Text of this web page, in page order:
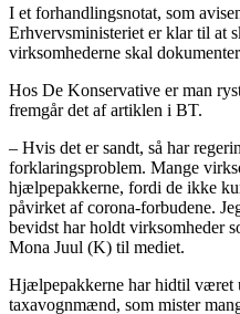
I et forhandlingsnotat, som
Erhvervsministeriet er klar til at
virksomhederne skal
Hos De Konservative er man
fremgår det af artiklen i BT.
– Hvis det er sandt, så har
forklaringsproblem. Mange
hjælpepakkerne, fordi de ikke
påvirket af corona-forbudene.
bevidst har holdt virksomheder
Mona Juul (K) til mediet.
Hjælpepakkerne har hidtil været
taxavognmænd, som mister